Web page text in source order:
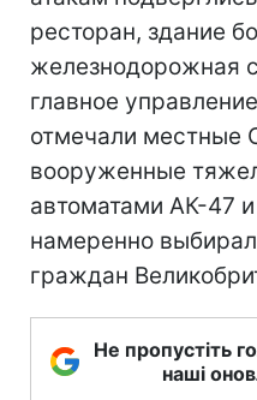
ресторан, здание
железнодорожная
главное
отмечали местные
вооруженные
автоматами АК-47
намеренно
граждан
Не пропустіть
наші